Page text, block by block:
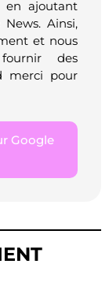
en ajoutant
Ainsi,
et nous
des
merci pour
Google